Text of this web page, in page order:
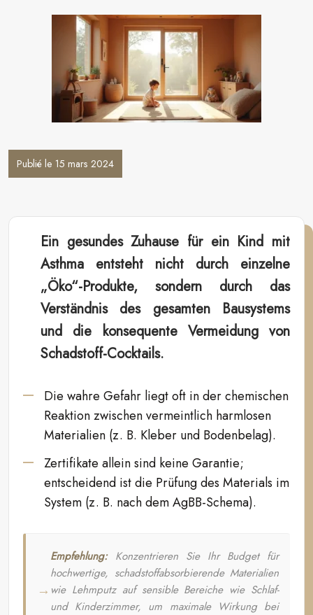
Publié le 15 mars 2024
Ein gesundes Zuhause für ein Kind mit
Asthma entsteht nicht durch einzelne
„Öko“-Produkte, sondern durch das
Verständnis des gesamten Bausystems
und die konsequente Vermeidung von
Schadstoff-Cocktails.
Die wahre Gefahr liegt oft in der chemischen
Reaktion zwischen vermeintlich harmlosen
Materialien (z. B. Kleber und Bodenbelag).
Zertifikate allein sind keine Garantie;
entscheidend ist die Prüfung des Materials im
System (z. B. nach dem AgBB-Schema).
Empfehlung:Konzentrieren Sie Ihr Budget für
hochwertige, schadstoffabsorbierende Materialien
wie Lehmputz auf sensible Bereiche wie Schlaf-
und Kinderzimmer, um maximale Wirkung bei